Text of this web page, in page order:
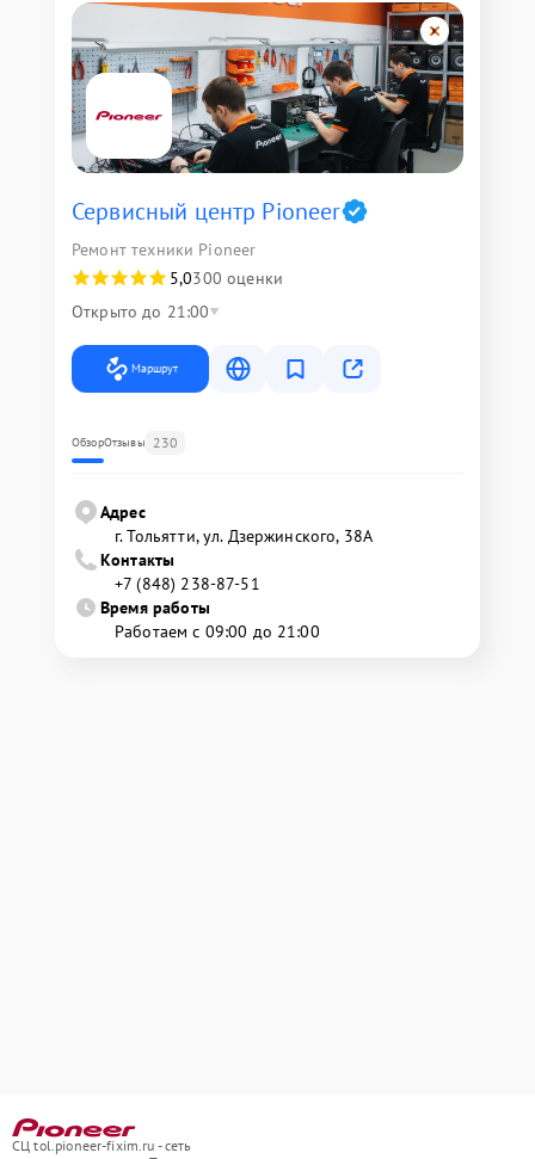
Сервисный центр Pioneer
Ремонт техники Pioneer
5,0300 оценки
Открыто до 21:00
Маршрут
ОбзорОтзывы 230
Адрес
г. Тольятти, ул. Дзержинского, 38А
Контакты
+7 (848) 238-87-51
Время работы
Работаем с 09:00 до 21:00
СЦ tol.pioneer-fixim.ru - сеть